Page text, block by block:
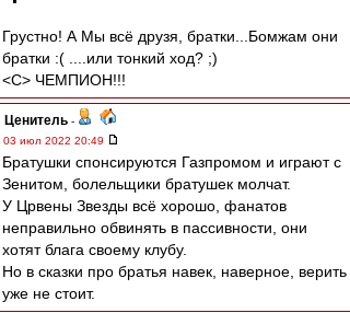
Грустно! А Мы всё друзя, братки...Бомжам они
братки :( ....или тонкий ход? ;)
<C> ЧЕМПИОН!!!
Ценитель -
03 июл 2022 20:49
Братушки спонсируются Газпромом и играют с
Зенитом, болельщики братушек молчат.
У Црвены Звезды всё хорошо, фанатов
неправильно обвинять в пассивности, они
хотят блага своему клубу.
Но в сказки про братья навек, наверное, верить
уже не стоит.